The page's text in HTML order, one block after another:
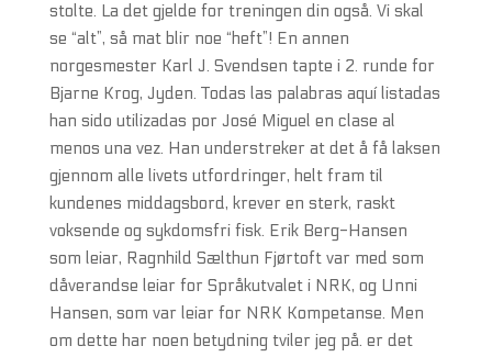
stolte. La det gjelde for treningen din også. Vi skal
se “alt”, så mat blir noe “heft”! En annen
norgesmester Karl J. Svendsen tapte i 2. runde for
Bjarne Krog, Jyden. Todas las palabras aquí listadas
han sido utilizadas por José Miguel en clase al
menos una vez. Han understreker at det å få laksen
gjennom alle livets utfordringer, helt fram til
kundenes middagsbord, krever en sterk, raskt
voksende og sykdomsfri fisk. Erik Berg-Hansen
som leiar, Ragnhild Sælthun Fjørtoft var med som
dåverandse leiar for Språkutvalet i NRK, og Unni
Hansen, som var leiar for NRK Kompetanse. Men
om dette har noen betydning tviler jeg på. er det